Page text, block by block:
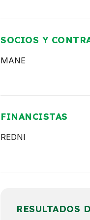
SOCIOS Y
MANE
FINANCISTAS
REDNI
RESULTADOS